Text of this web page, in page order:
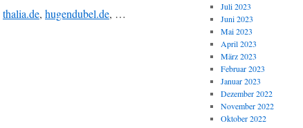
thalia.de, hugendubel.de, …
Juli 2023
Juni 2023
Mai 2023
April 2023
März 2023
Februar 2023
Januar 2023
Dezember 2022
November 2022
Oktober 2022